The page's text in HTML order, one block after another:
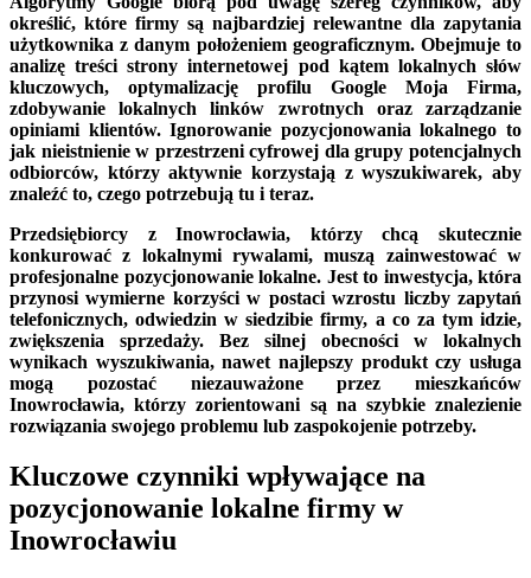
określić, które firmy są najbardziej relewantne dla zapytania
użytkownika z danym położeniem geograficznym. Obejmuje to
analizę treści strony internetowej pod kątem lokalnych słów
kluczowych, optymalizację profilu Google Moja Firma,
zdobywanie lokalnych linków zwrotnych oraz zarządzanie
opiniami klientów. Ignorowanie pozycjonowania lokalnego to
jak nieistnienie w przestrzeni cyfrowej dla grupy potencjalnych
odbiorców, którzy aktywnie korzystają z wyszukiwarek, aby
znaleźć to, czego potrzebują tu i teraz.
Przedsiębiorcy z Inowrocławia, którzy chcą skutecznie
konkurować z lokalnymi rywalami, muszą zainwestować w
profesjonalne pozycjonowanie lokalne. Jest to inwestycja, która
przynosi wymierne korzyści w postaci wzrostu liczby zapytań
telefonicznych, odwiedzin w siedzibie firmy, a co za tym idzie,
zwiększenia sprzedaży. Bez silnej obecności w lokalnych
wynikach wyszukiwania, nawet najlepszy produkt czy usługa
mogą pozostać niezauważone przez mieszkańców
Inowrocławia, którzy zorientowani są na szybkie znalezienie
rozwiązania swojego problemu lub zaspokojenie potrzeby.
Kluczowe czynniki wpływające na
pozycjonowanie lokalne firmy w
Inowrocławiu